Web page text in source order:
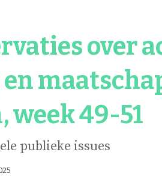
over
week 49-51
publieke issues